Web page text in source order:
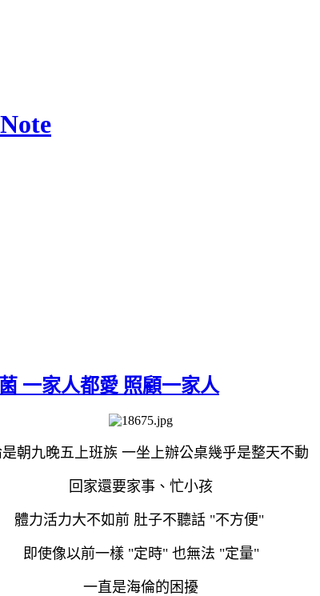
一家人都愛 照顧一家人
朝九晚五上班族 一坐上辦公桌幾乎是整天不動
回家還要家事、忙小孩
體力活力大不如前 肚子不聽話 "不方便"
即使像以前一樣 "定時" 也無法 "定量"
一直是海倫的困擾